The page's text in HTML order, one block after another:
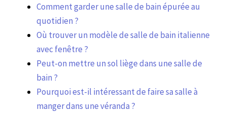
Comment garder une salle de bain épurée au
quotidien ?
Où trouver un modèle de salle de bain italienne
avec fenêtre ?
Peut-on mettre un sol liège dans une salle de
bain ?
Pourquoi est-il intéressant de faire sa salle à
manger dans une véranda ?